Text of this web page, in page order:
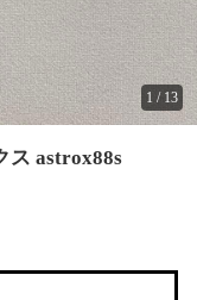
1 / 13
ス astrox88s